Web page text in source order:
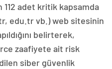
112 adet kritik kapsamda
edu.tr vb.) web sitesinin
belirterek,
zaafiyete ait risk
siber güvenlik